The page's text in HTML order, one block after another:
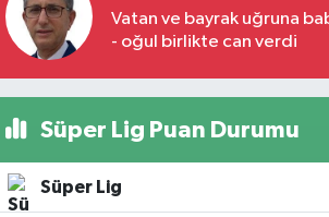
Vatan ve bayrak uğruna
- oğul birlikte can verdi
Süper Lig Puan Durumu
Süper Lig